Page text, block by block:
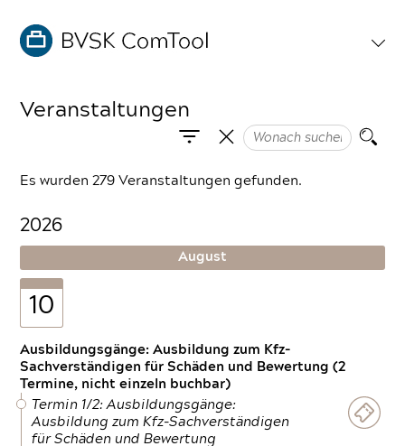
Veranstaltungen
Es wurden 279 Veranstaltungen gefunden.
2026
August
10
Ausbildungsgänge: Ausbildung zum Kfz-
Sachverständigen für Schäden und Bewertung (2
Termine, nicht einzeln buchbar)
Termin 1/2: Ausbildungsgänge:
Ausbildung zum Kfz-Sachverständigen
für Schäden und Bewertung